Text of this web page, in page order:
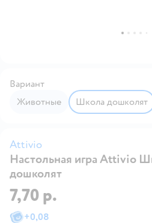
Вариант
Животные
Школа дошколят
Attivio
Настольная игра Attivio
дошколят
7,70 р.
+0,08